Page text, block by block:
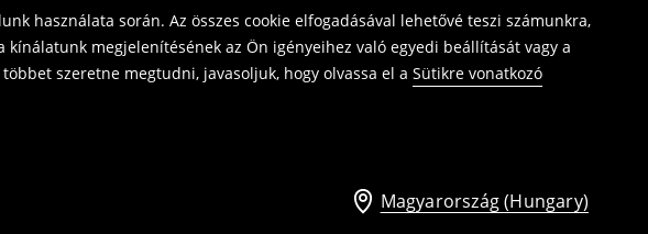
használata során. Az összes cookie elfogadásával lehetővé teszi számunkra,
megjelenítésének az Ön igényeihez való egyedi beállítását vagy a
szeretne megtudni, javasoljuk, hogy olvassa el a Sütikre vonatkozó
Magyarország (Hungary)